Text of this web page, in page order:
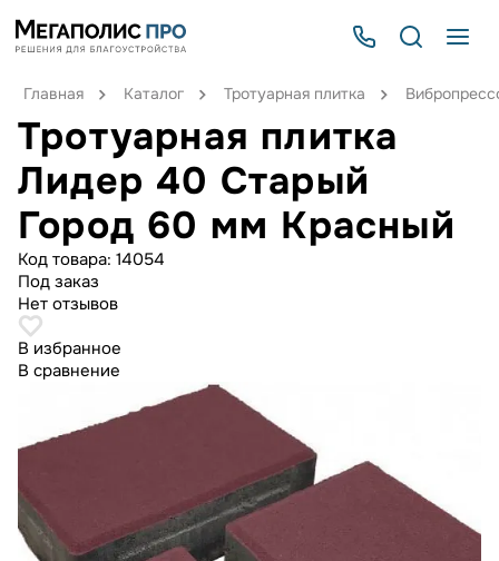
Главная Каталог Тротуарная плитка
Тротуарная плитка
Лидер 40 Старый
Город 60 мм Красный
Код товара: 14054
Под заказ
Нет отзывов
В избранное
В сравнение